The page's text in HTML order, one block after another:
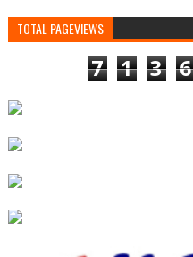
TOTAL PAGEVIEWS
7 1 3 6